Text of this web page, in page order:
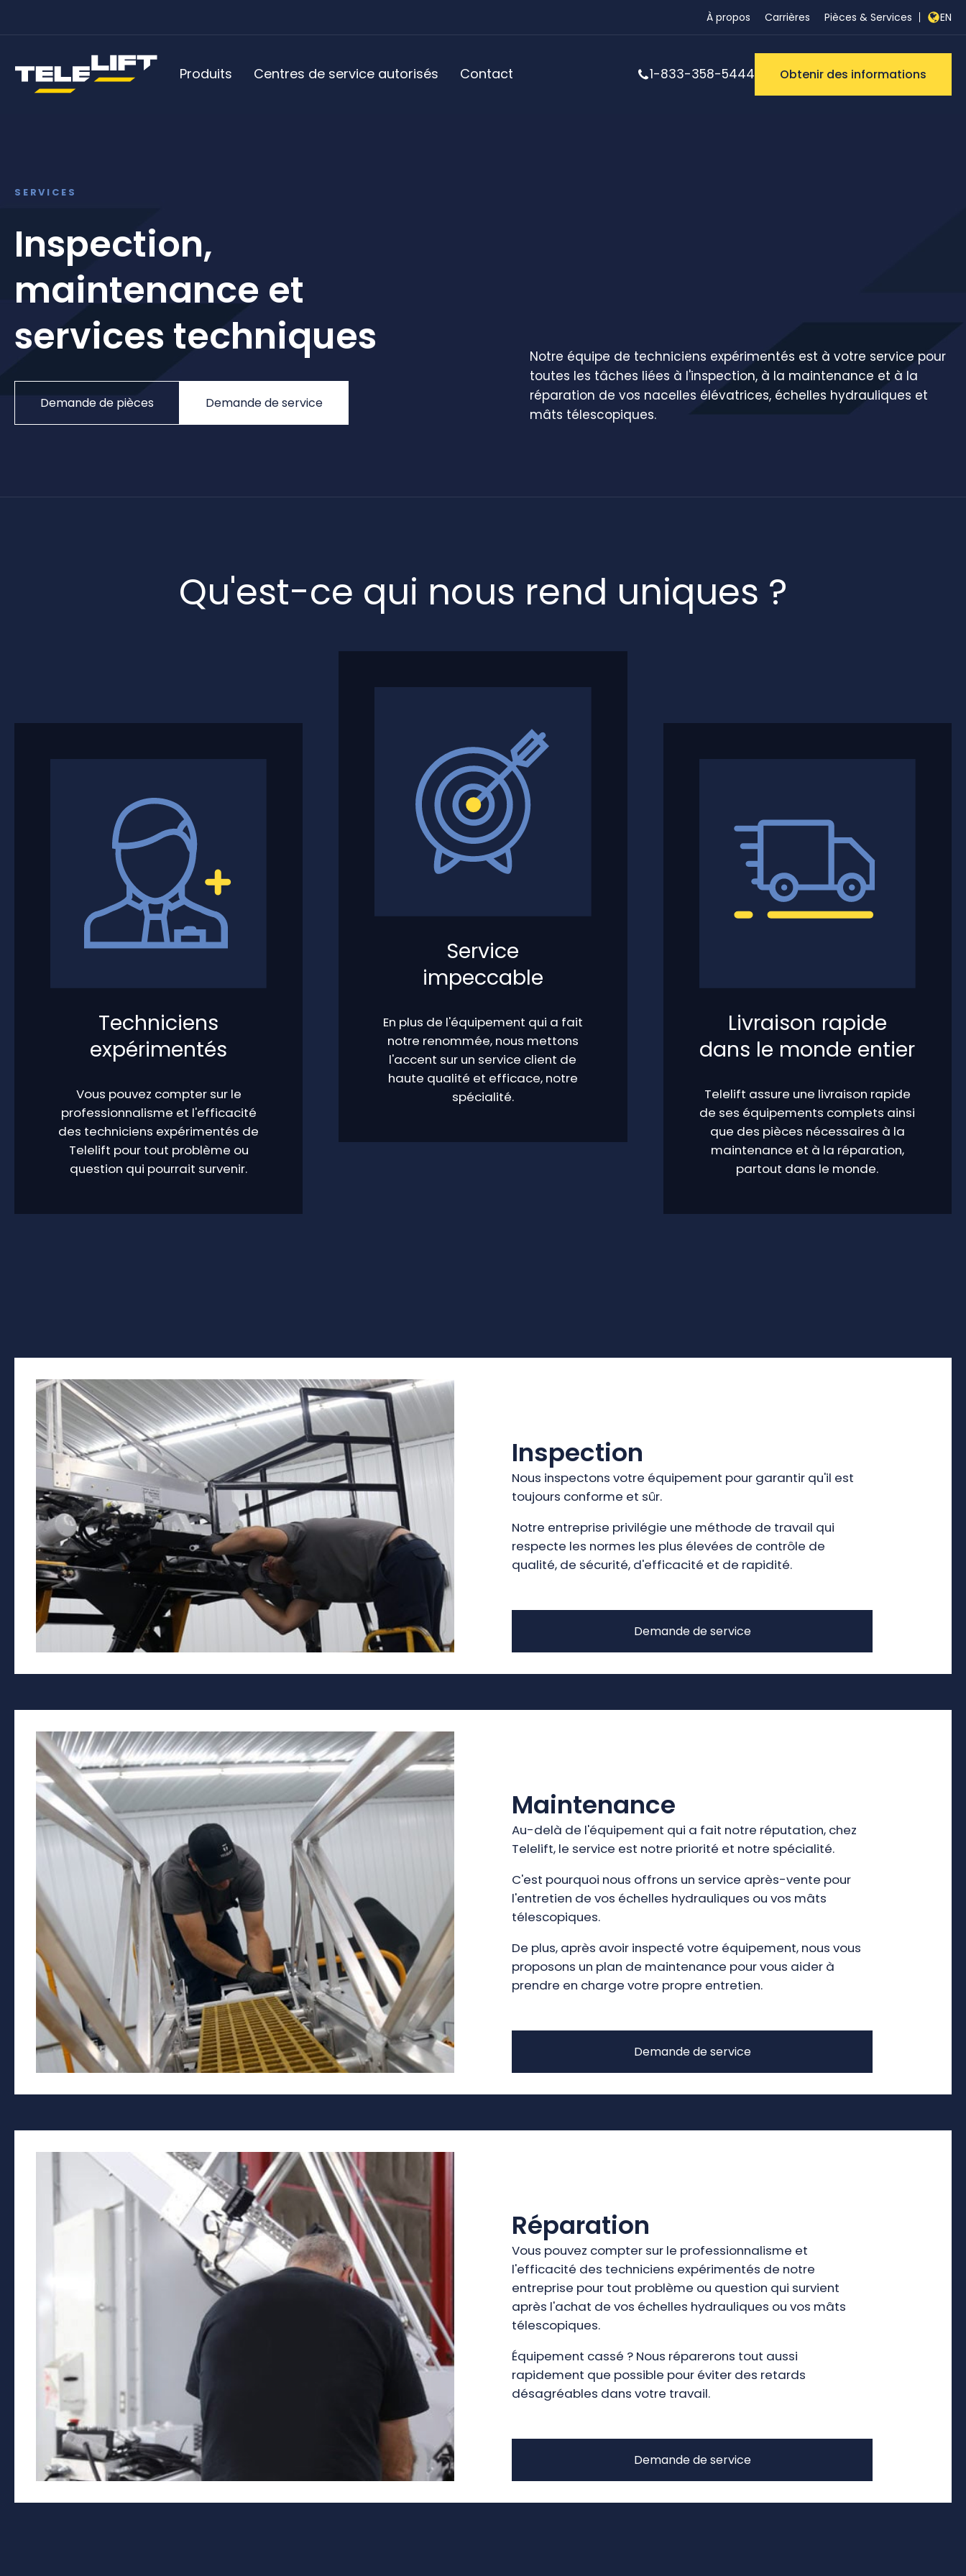
À propos Carrières Pièces & Services EN
Produits Centres de service autorisés Contact 1-833-358-5444 Obtenir des informations
SERVICES
Inspection,
maintenance et
services techniques
Demande de pièces Demande de service
Notre équipe de techniciens expérimentés est à votre service pour
toutes les tâches liées à l'inspection, à la maintenance et à la
réparation de vos nacelles élévatrices, échelles hydrauliques et
mâts télescopiques.
Qu'est-ce qui nous rend uniques ?
Techniciens
expérimentés
Vous pouvez compter sur le
professionnalisme et l'efficacité
des techniciens expérimentés de
Telelift pour tout problème ou
question qui pourrait survenir.
Service
impeccable
En plus de l'équipement qui a fait
notre renommée, nous mettons
l'accent sur un service client de
haute qualité et efficace, notre
spécialité.
Livraison rapide
dans le monde entier
Telelift assure une livraison rapide
de ses équipements complets ainsi
que des pièces nécessaires à la
maintenance et à la réparation,
partout dans le monde.
Inspection
Nous inspectons votre équipement pour garantir qu'il est
toujours conforme et sûr.
Notre entreprise privilégie une méthode de travail qui
respecte les normes les plus élevées de contrôle de
qualité, de sécurité, d'efficacité et de rapidité.
Demande de service
Maintenance
Au-delà de l'équipement qui a fait notre réputation, chez
Telelift, le service est notre priorité et notre spécialité.
C'est pourquoi nous offrons un service après-vente pour
l'entretien de vos échelles hydrauliques ou vos mâts
télescopiques.
De plus, après avoir inspecté votre équipement, nous vous
proposons un plan de maintenance pour vous aider à
prendre en charge votre propre entretien.
Demande de service
Réparation
Vous pouvez compter sur le professionnalisme et
l'efficacité des techniciens expérimentés de notre
entreprise pour tout problème ou question qui survient
après l'achat de vos échelles hydrauliques ou vos mâts
télescopiques.
Équipement cassé ? Nous réparerons tout aussi
rapidement que possible pour éviter des retards
désagréables dans votre travail.
Demande de service